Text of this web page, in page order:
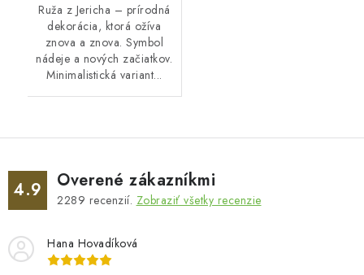
Ruža z Jericha – prírodná
dekorácia, ktorá ožíva
znova a znova. Symbol
nádeje a nových začiatkov.
Minimalistická variant...
4.9 Overené zákazníkmi
2289 recenzií. Zobraziť všetky recenzie
Hana Hovadíková